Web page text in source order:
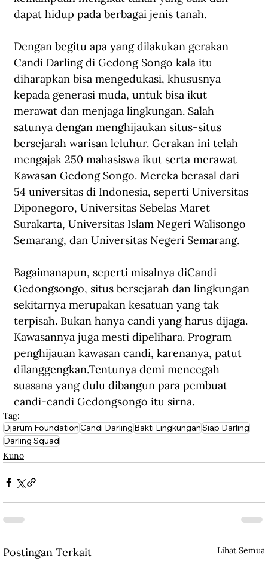
dapat hidup pada berbagai jenis tanah.
Dengan begitu apa yang dilakukan gerakan
Candi Darling di Gedong Songo kala itu
diharapkan bisa mengedukasi, khususnya
kepada generasi muda, untuk bisa ikut
merawat dan menjaga lingkungan. Salah
satunya dengan menghijaukan situs-situs
bersejarah warisan leluhur. Gerakan ini telah
mengajak 250 mahasiswa ikut serta merawat
Kawasan Gedong Songo. Mereka berasal dari
54 universitas di Indonesia, seperti Universitas
Diponegoro, Universitas Sebelas Maret
Surakarta, Universitas Islam Negeri Walisongo
Semarang, dan Universitas Negeri Semarang.
Bagaimanapun, seperti misalnya diCandi
Gedongsongo, situs bersejarah dan lingkungan
sekitarnya merupakan kesatuan yang tak
terpisah. Bukan hanya candi yang harus dijaga.
Kawasannya juga mesti dipelihara. Program
penghijauan kawasan candi, karenanya, patut
dilanggengkan.Tentunya demi mencegah
suasana yang dulu dibangun para pembuat
candi-candi Gedongsongo itu sirna.
Tag:
Djarum FoundationCandi DarlingBakti LingkunganSiap Darling
Darling Squad
Kuno
Postingan Terkait Lihat Semua